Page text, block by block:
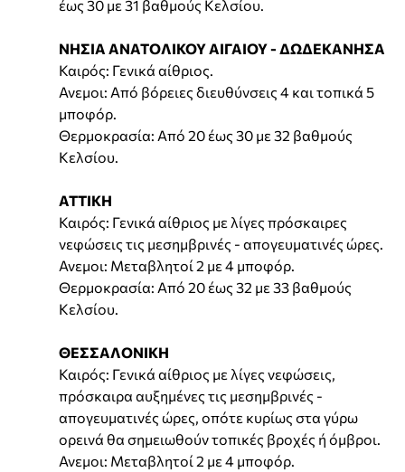
έως 30 με 31 βαθμούς Κελσίου.
ΝΗΣΙΑ ΑΝΑΤΟΛΙΚΟΥ ΑΙΓΑΙΟΥ - ΔΩΔΕΚΑΝΗΣΑ
Καιρός: Γενικά αίθριος.
Ανεμοι: Από βόρειες διευθύνσεις 4 και τοπικά 5
μποφόρ.
Θερμοκρασία: Από 20 έως 30 με 32 βαθμούς
Κελσίου.
ΑΤΤΙΚΗ
Καιρός: Γενικά αίθριος με λίγες πρόσκαιρες
νεφώσεις τις μεσημβρινές - απογευματινές ώρες.
Ανεμοι: Μεταβλητοί 2 με 4 μποφόρ.
Θερμοκρασία: Από 20 έως 32 με 33 βαθμούς
Κελσίου.
ΘΕΣΣΑΛΟΝΙΚΗ
Καιρός: Γενικά αίθριος με λίγες νεφώσεις,
πρόσκαιρα αυξημένες τις μεσημβρινές -
απογευματινές ώρες, οπότε κυρίως στα γύρω
ορεινά θα σημειωθούν τοπικές βροχές ή όμβροι.
Ανεμοι: Μεταβλητοί 2 με 4 μποφόρ.